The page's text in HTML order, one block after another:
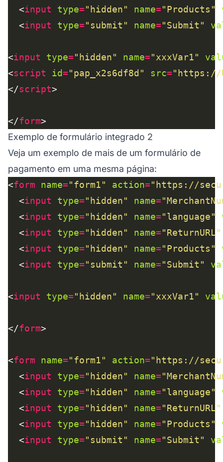
  <
input type="hidden" name="Products"
  <
input type="submit" name="Submit"
<input type="hidden" name="xxxVar1"
<script id="pap_x2s6df8d" src="https://
</script
</form
Exemplo de formulário integrado 2
Veja um exemplo de mais de um formulário de
pagamento em uma mesma página:
<form name="form1" action="https://
  <
input type="hidden" name=
  <
input type="hidden" name="language"
  <
input type="hidden" name="ReturnURL"
  <
input type="hidden" name="Products"
  <
input type="submit" name="Submit"
<input type="hidden" name="xxxVar1"
</form
<form name="form1" action="https://
  <
input type="hidden" name=
  <
input type="hidden" name="language"
  <
input type="hidden" name="ReturnURL"
  <
input type="hidden" name="Products"
  <
input type="submit" name="Submit"